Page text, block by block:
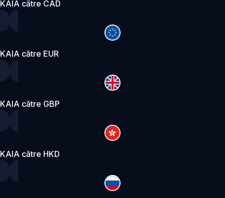
KAIA către CAD
KAIA către EUR
KAIA către GBP
KAIA către HKD